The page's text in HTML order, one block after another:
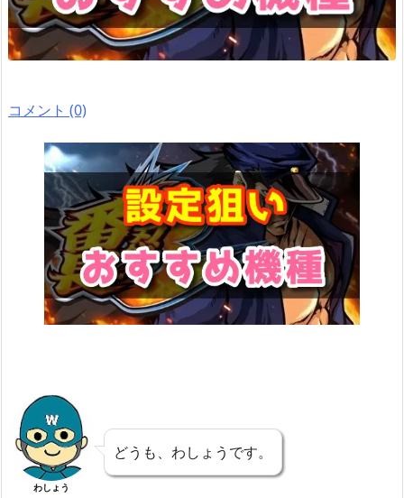
コメント (0)
わしょう
どうも、わしょうです。